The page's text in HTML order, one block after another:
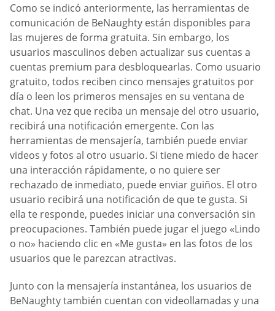
Como se indicó anteriormente, las herramientas de
comunicación de BeNaughty están disponibles para
las mujeres de forma gratuita. Sin embargo, los
usuarios masculinos deben actualizar sus cuentas a
cuentas premium para desbloquearlas. Como usuario
gratuito, todos reciben cinco mensajes gratuitos por
día o leen los primeros mensajes en su ventana de
chat. Una vez que reciba un mensaje del otro usuario,
recibirá una notificación emergente. Con las
herramientas de mensajería, también puede enviar
videos y fotos al otro usuario. Si tiene miedo de hacer
una interacción rápidamente, o no quiere ser
rechazado de inmediato, puede enviar guiños. El otro
usuario recibirá una notificación de que te gusta. Si
ella te responde, puedes iniciar una conversación sin
preocupaciones. También puede jugar el juego «Lindo
o no» haciendo clic en «Me gusta» en las fotos de los
usuarios que le parezcan atractivas.
Junto con la mensajería instantánea, los usuarios de
BeNaughty también cuentan con videollamadas y una